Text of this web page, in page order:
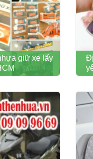
giữ xe lấy